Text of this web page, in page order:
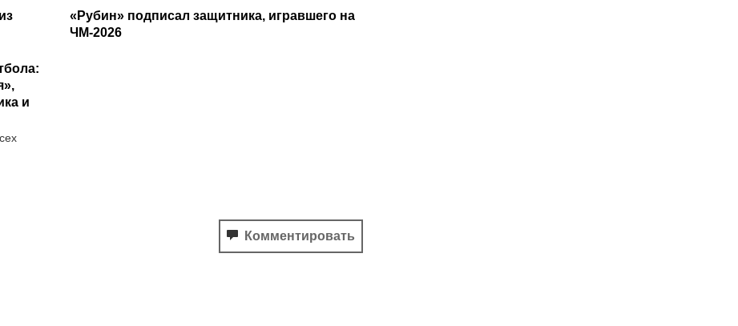
«Рубин» подписал защитника, игравшего на
ЧМ-2026
и
Комментировать